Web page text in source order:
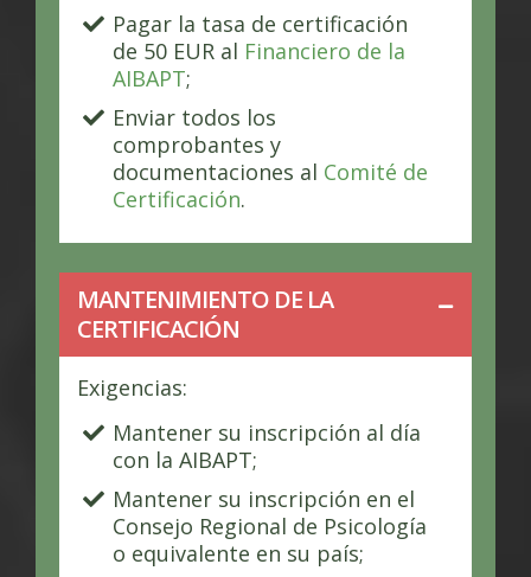
Pagar la tasa de certificación
de 50 EUR al Financiero de la
AIBAPT;
Enviar todos los
comprobantes y
documentaciones al Comité de
Certificación.
MANTENIMIENTO DE LA
CERTIFICACIÓN
Exigencias:
Mantener su inscripción al día
con la AIBAPT;
Mantener su inscripción en el
Consejo Regional de Psicología
o equivalente en su país;